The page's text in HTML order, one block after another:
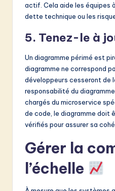
actif. Cela aide les équipes
dette technique ou les
5. Tenez-le à
Un diagramme périmé est
diagramme ne correspond
développeurs cesseront de
responsabilité du
chargés du microservice
de code, le diagramme doit
vérifiés pour assurer sa
Gérer la
l’échelle